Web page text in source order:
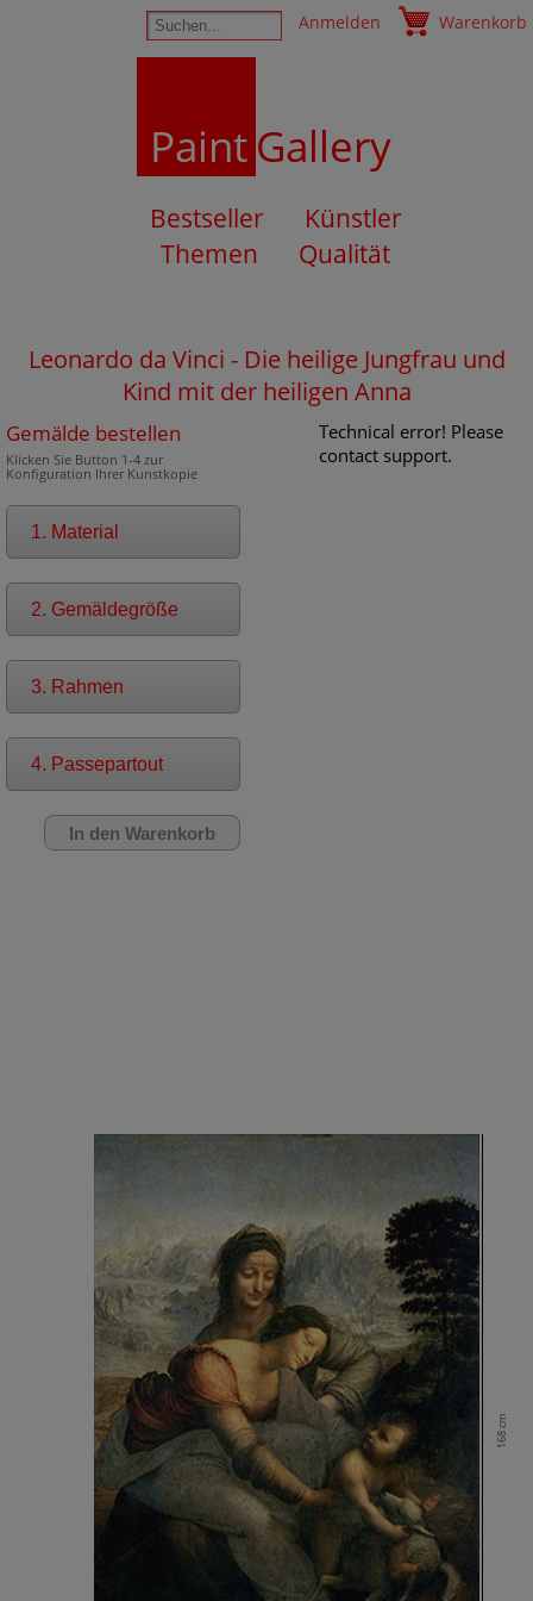
Anmelden Warenkorb
PaintGallery
Bestseller
Künstler
Themen
Qualität
Leonardo da Vinci - Die heilige Jungfrau und
Kind mit der heiligen Anna
Gemälde bestellen
Klicken Sie Button 1-4 zur
Konfiguration Ihrer Kunstkopie
1. Material
2. Gemäldegröße
3. Rahmen
4. Passepartout
168 cm
Technical error! Please
contact support.